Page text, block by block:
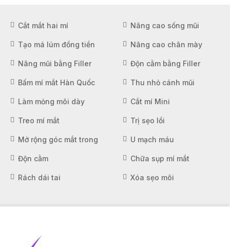
Cắt mắt hai mí Nâng cao sống mũi
Tạo má lúm đồng tiền Nâng cao chân mày
Nâng mũi bằng Filler Độn cằm bằng Filler
Bấm mí mắt Hàn Quốc Thu nhỏ cánh mũi
Làm mỏng môi dày Cắt mí Mini
Treo mí mắt Trị sẹo lồi
Mở rộng góc mắt trong U mạch máu
Độn cằm Chữa sụp mí mắt
Rách dái tai Xóa sẹo môi